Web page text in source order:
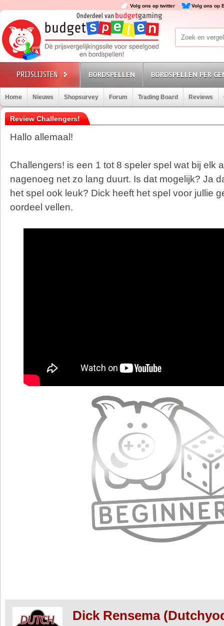
Volg ons op twitter Volg ons op
BORDSPELLEN BORDSPELLEN PER
Home Nieuws Shopsurvey Forum Trading Board Reviews
Review Challengers!
Hallo allemaal!
Challengers! is een 1 tot 8 speler spel wat bij elk
nagenoeg net zo lang duurt. Is dat mogelijk? Ja
het spel ook leuk? Dick heeft het spel voor jullie
oordeel vellen.
Dick Rensema